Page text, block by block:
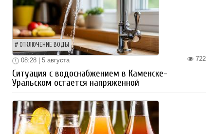
ОТКЛЮЧЕНИЕ ВОДЫ
722
08:28 | 5 августа
Ситуация с водоснабжением в Каменске-
Уральском остается напряженной